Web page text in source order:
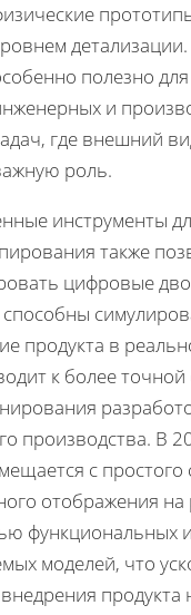
полезно для
и
где внешний
роль.
инструменты
также
цифровые
продукта в
к более точной
производства. В
с простого
отображения на
функциональных и
моделей, что
продукта